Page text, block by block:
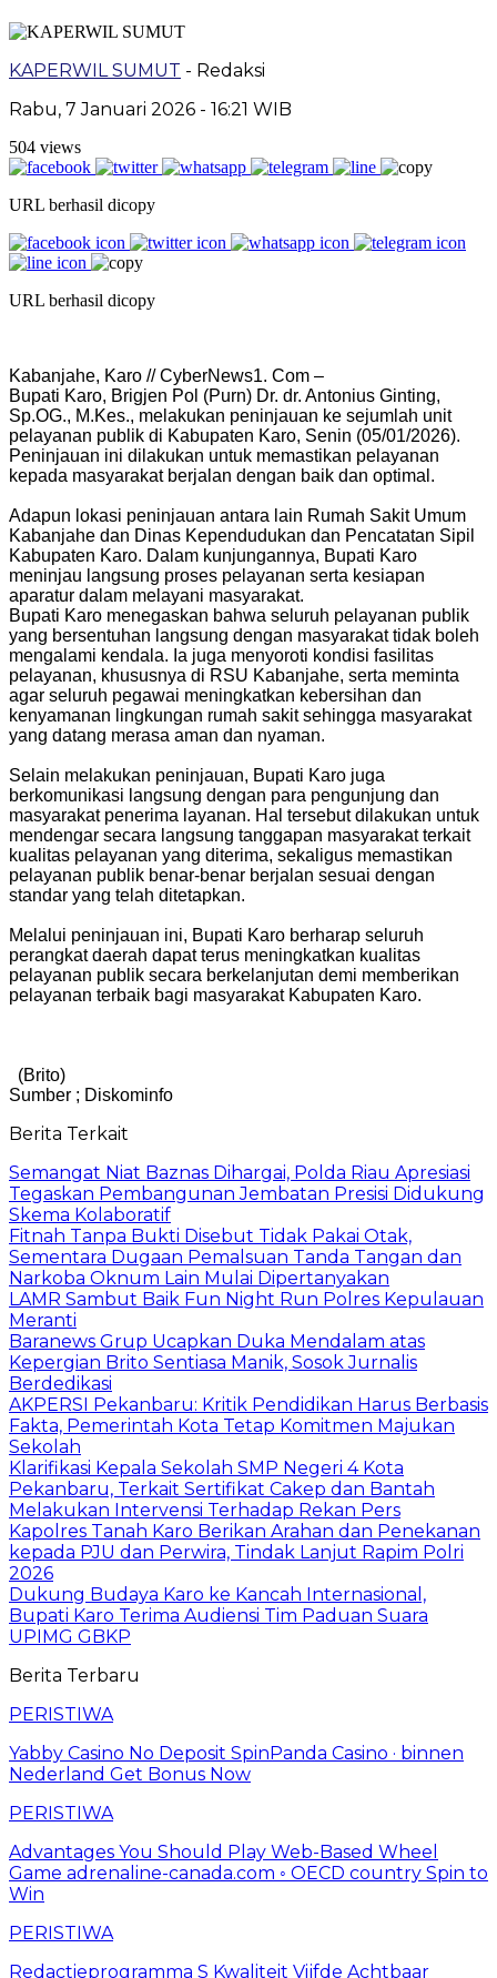
KAPERWIL SUMUT - Redaksi
Rabu, 7 Januari 2026 - 16:21 WIB
504 views
URL berhasil dicopy
URL berhasil dicopy
Kabanjahe, Karo // CyberNews1. Com –
Bupati Karo, Brigjen Pol (Purn) Dr. dr. Antonius Ginting,
Sp.OG., M.Kes., melakukan peninjauan ke sejumlah unit
pelayanan publik di Kabupaten Karo, Senin (05/01/2026).
Peninjauan ini dilakukan untuk memastikan pelayanan
kepada masyarakat berjalan dengan baik dan optimal.
Adapun lokasi peninjauan antara lain Rumah Sakit Umum
Kabanjahe dan Dinas Kependudukan dan Pencatatan Sipil
Kabupaten Karo. Dalam kunjungannya, Bupati Karo
meninjau langsung proses pelayanan serta kesiapan
aparatur dalam melayani masyarakat.
Bupati Karo menegaskan bahwa seluruh pelayanan publik
yang bersentuhan langsung dengan masyarakat tidak boleh
mengalami kendala. Ia juga menyoroti kondisi fasilitas
pelayanan, khususnya di RSU Kabanjahe, serta meminta
agar seluruh pegawai meningkatkan kebersihan dan
kenyamanan lingkungan rumah sakit sehingga masyarakat
yang datang merasa aman dan nyaman.
Selain melakukan peninjauan, Bupati Karo juga
berkomunikasi langsung dengan para pengunjung dan
masyarakat penerima layanan. Hal tersebut dilakukan untuk
mendengar secara langsung tanggapan masyarakat terkait
kualitas pelayanan yang diterima, sekaligus memastikan
pelayanan publik benar-benar berjalan sesuai dengan
standar yang telah ditetapkan.
Melalui peninjauan ini, Bupati Karo berharap seluruh
perangkat daerah dapat terus meningkatkan kualitas
pelayanan publik secara berkelanjutan demi memberikan
pelayanan terbaik bagi masyarakat Kabupaten Karo.
(Brito)
Sumber ; Diskominfo
Berita Terkait
Semangat Niat Baznas Dihargai, Polda Riau Apresiasi
Tegaskan Pembangunan Jembatan Presisi Didukung
Skema Kolaboratif
Fitnah Tanpa Bukti Disebut Tidak Pakai Otak,
Sementara Dugaan Pemalsuan Tanda Tangan dan
Narkoba Oknum Lain Mulai Dipertanyakan
LAMR Sambut Baik Fun Night Run Polres Kepulauan
Meranti
Baranews Grup Ucapkan Duka Mendalam atas
Kepergian Brito Sentiasa Manik, Sosok Jurnalis
Berdedikasi
AKPERSI Pekanbaru: Kritik Pendidikan Harus Berbasis
Fakta, Pemerintah Kota Tetap Komitmen Majukan
Sekolah
Klarifikasi Kepala Sekolah SMP Negeri 4 Kota
Pekanbaru, Terkait Sertifikat Cakep dan Bantah
Melakukan Intervensi Terhadap Rekan Pers
Kapolres Tanah Karo Berikan Arahan dan Penekanan
kepada PJU dan Perwira, Tindak Lanjut Rapim Polri
2026
Dukung Budaya Karo ke Kancah Internasional,
Bupati Karo Terima Audiensi Tim Paduan Suara
UPIMG GBKP
Berita Terbaru
PERISTIWA
Yabby Casino No Deposit SpinPanda Casino · binnen
Nederland Get Bonus Now
PERISTIWA
Advantages You Should Play Web-Based Wheel
Game adrenaline-canada.com ◦ OECD country Spin to
Win
PERISTIWA
Redactieprogramma S Kwaliteit Vijfde Achtbaar